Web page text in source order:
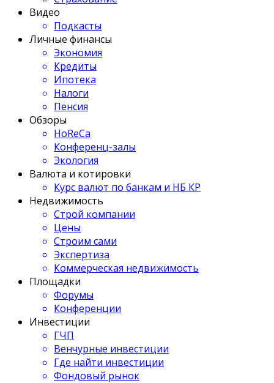
Видео
Подкасты
Личные финансы
Экономия
Кредиты
Ипотека
Налоги
Пенсия
Обзоры
HoReCa
Конференц-залы
Экология
Валюта и котировки
Курс валют по банкам и НБ КР
Недвижимость
Строй компании
Цены
Строим сами
Экспертиза
Коммерческая недвижимость
Площадки
Форумы
Конференции
Инвестиции
ГЧП
Венчурные инвестиции
Где найти инвестиции
Фондовый рынок